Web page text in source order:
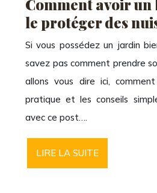
Comment avoir
le protéger des
Si vous possédez un jardin
savez pas comment prendre
allons vous dire ici,
pratique et les conseils
avec ce post….
LIRE LA SUITE